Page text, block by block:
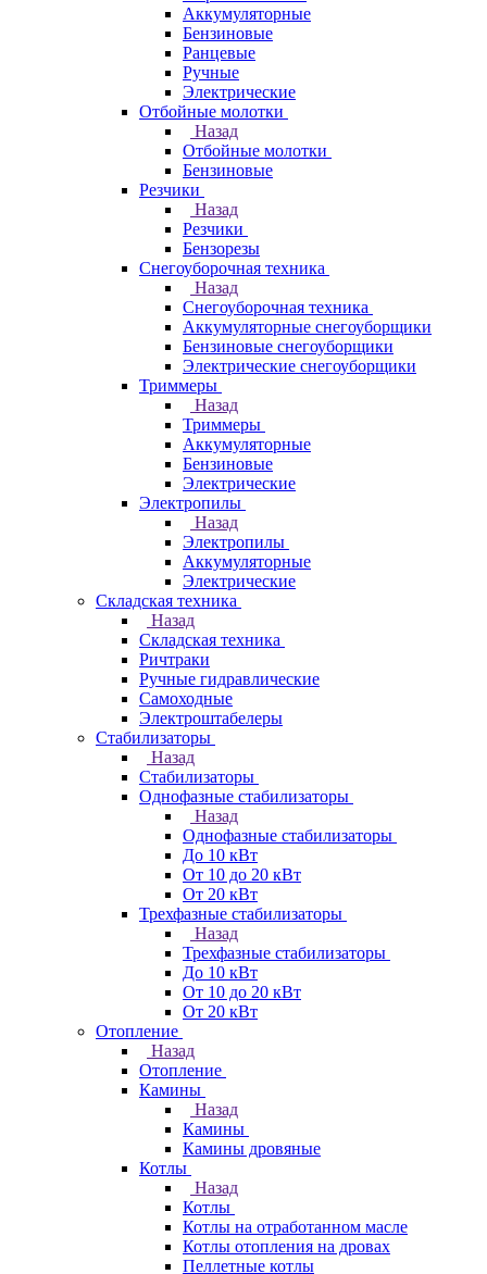
Аккумуляторные
Бензиновые
Ранцевые
Ручные
Электрические
Отбойные молотки
Назад
Отбойные молотки
Бензиновые
Резчики
Назад
Резчики
Бензорезы
Снегоуборочная техника
Назад
Снегоуборочная техника
Аккумуляторные снегоуборщики
Бензиновые снегоуборщики
Электрические снегоуборщики
Триммеры
Назад
Триммеры
Аккумуляторные
Бензиновые
Электрические
Электропилы
Назад
Электропилы
Аккумуляторные
Электрические
Складская техника
Назад
Складская техника
Ричтраки
Ручные гидравлические
Самоходные
Электроштабелеры
Стабилизаторы
Назад
Стабилизаторы
Однофазные стабилизаторы
Назад
Однофазные стабилизаторы
До 10 кВт
От 10 до 20 кВт
От 20 кВт
Трехфазные стабилизаторы
Назад
Трехфазные стабилизаторы
До 10 кВт
От 10 до 20 кВт
От 20 кВт
Отопление
Назад
Отопление
Камины
Назад
Камины
Камины дровяные
Котлы
Назад
Котлы
Котлы на отработанном масле
Котлы отопления на дровах
Пеллетные котлы